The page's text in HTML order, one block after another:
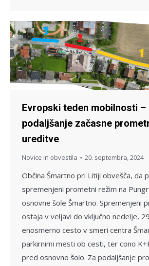
Evropski teden mobilnosti –
podaljšanje začasne
ureditve
Novice in obvestila 20. septembra, 2024
Občina Šmartno pri Litiji obvešča, da
spremenjeni prometni režim na
osnovne šole Šmartno. Spremenjeni
ostaja v veljavi do vključno nedelje,
enosmerno cesto v smeri centra
parkirnimi mesti ob cesti, ter cono
pred osnovno šolo. Za podaljšanje